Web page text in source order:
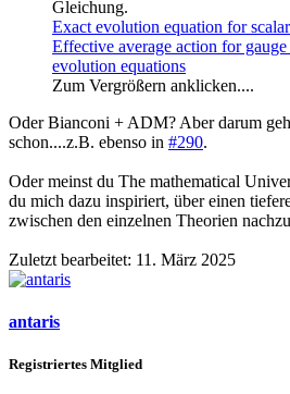
Gleichung.
Exact evolution equation for
Effective average action for
evolution equations
Zum Vergrößern anklicken....
Oder Bianconi + ADM? Aber darum
schon....z.B. ebenso in #290.
Oder meinst du The mathematical
du mich dazu inspiriert, über einen
zwischen den einzelnen Theorien
Zuletzt bearbeitet: 11. März 2025
antaris
Registriertes Mitglied